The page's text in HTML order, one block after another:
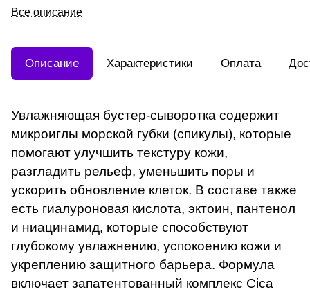
"300" 50мл
Все описание
Описание Характеристики Оплата
Увлажняющая бустер-сыворотка содержит
микроиглы морской губки (спикулы), которые
помогают улучшить текстуру кожи,
разгладить рельеф, уменьшить поры и
ускорить обновление клеток. В составе также
есть гиалуроновая кислота, эктоин, пантенол
и ниацинамид, которые способствуют
глубокому увлажнению, успокоению кожи и
укреплению защитного барьера. Формула
включает запатентованный комплекс Cica